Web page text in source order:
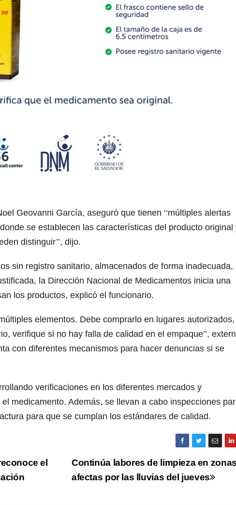
Geovanni García, aseguró que tienen ‘‘múltiples alertas
se establecen las características del producto original
distinguir’’, dijo.
sin registro sanitario, almacenados de forma inadecuada,
la Dirección Nacional de Medicamentos inicia una
los productos, explicó el funcionario.
elementos. Debe comprarlo en lugares autorizados,
verifique si no hay falla de calidad en el empaque’’,
con diferentes mecanismos para hacer denuncias si se
verificaciones en los diferentes mercados y
medicamento. Además, se llevan a cabo inspecciones
para que se cumplan los estándares de calidad.
Continúa labores de limpieza en zonas
afectas por las lluvias del jueves
el